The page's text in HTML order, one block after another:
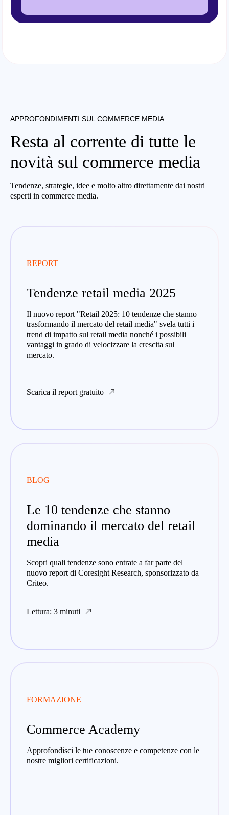
APPROFONDIMENTI SUL COMMERCE MEDIA
Resta al corrente di tutte le
novità sul commerce media
Tendenze, strategie, idee e molto altro direttamente dai nostri
esperti in commerce media.
REPORT
Tendenze retail media 2025
Il nuovo report "Retail 2025: 10 tendenze che stanno
trasformando il mercato del retail media" svela tutti i
trend di impatto sul retail media nonché i possibili
vantaggi in grado di velocizzare la crescita sul
mercato.
Scarica il report gratuito
BLOG
Le 10 tendenze che stanno
dominando il mercato del retail
media
Scopri quali tendenze sono entrate a far parte del
nuovo report di Coresight Research, sponsorizzato da
Criteo.
Lettura: 3 minuti
FORMAZIONE
Commerce Academy
Approfondisci le tue conoscenze e competenze con le
nostre migliori certificazioni.